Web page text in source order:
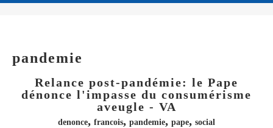
pandemie
Relance post-pandémie: le Pape
dénonce l'impasse du consumérisme
aveugle - VA
denonce, francois, pandemie, pape, social